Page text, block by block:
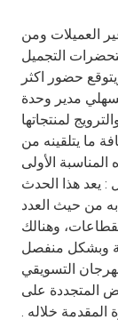
السيدات عميلاته ومن غير العميلات ومن
التجميل
حضور اكثر
. وقالت هيا السهلي مدير وحدة
لمنتجاتها
ما يتلقينه من
الأولى
: يعد هذا الحدث
من حيث العدد
وهنالك
وبشكل منفصل
التسويقي
المتجددة على
المقدمة خلاله .